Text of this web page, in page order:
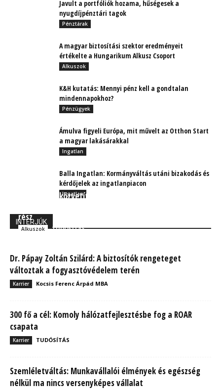
Javult a portfóliók hozama, hűségesek a
nyugdíjpénztári tagok
Pénztárak
A magyar biztosítási szektor eredményeit
értékelte a Hungarikum Alkusz Csoport
Alkuszok
K&H kutatás: Mennyi pénz kell a gondtalan
mindennapokhoz?
Pénzügyek
Ámulva figyeli Európa, mit művelt az Otthon Start
a magyar lakásárakkal
Ingatlan
Balla Ingatlan: Kormányváltás utáni bizakodás és
kérdőjelek az ingatlanpiacon
Ingatlan
INTERJÚK
A biztosításközvetítői szakma esete a COVID-dal,
rész
Alkuszok TUDÓSÍTÁS
Dr. Pápay Zoltán Szilárd: A biztosítók rengeteget
változtak a fogyasztóvédelem terén
Karrier Kocsis Ferenc Árpád MBA
300 fő a cél: Komoly hálózatfejlesztésbe fog a ROAR
csapata
Karrier TUDÓSÍTÁS
Szemléletváltás: Munkavállalói élmények és egészség
nélkül ma nincs versenyképes vállalat